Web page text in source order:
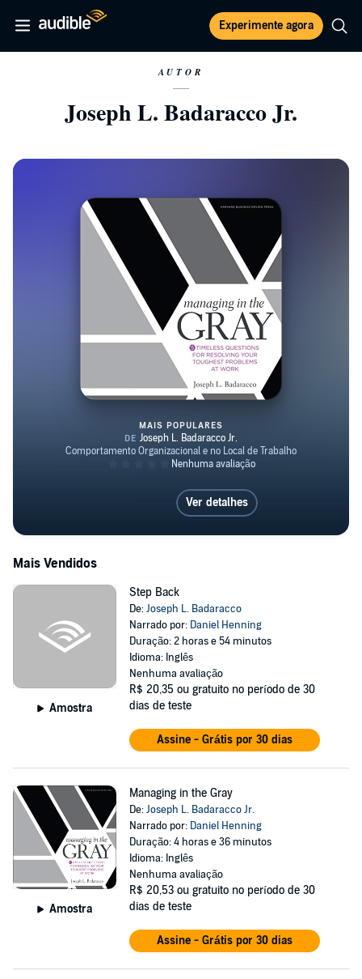
Experimente agora
AUTOR
Joseph L. Badaracco Jr.
Managing in the Gray
MAIS POPULARES
Ver detalhes
Mais Vendidos
Amostra
Step Back
De:Joseph L. Badaracco
Narrado por: Daniel Henning
Duração: 2 horas e 54 minutos
Idioma: Inglês
Nenhuma avaliação
R$ 20,35 ou gratuito no período de 30
dias de teste
Assine - Grátis por 30 dias
Amostra
Managing in the Gray
De:Joseph L. Badaracco Jr.
Narrado por: Daniel Henning
Duração: 4 horas e 36 minutos
Idioma: Inglês
Nenhuma avaliação
R$ 20,53 ou gratuito no período de 30
dias de teste
Assine - Grátis por 30 dias